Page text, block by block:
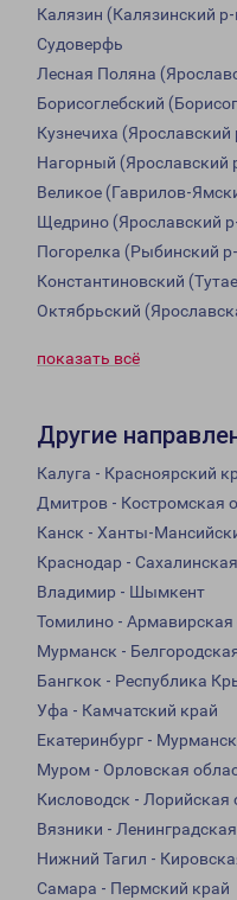
Калязин (Калязинский
Судоверфь
Лесная Поляна
Борисоглебский
Кузнечиха (Ярославский
Нагорный (Ярославский
Великое (Гаврилов-
Щедрино (Ярославский
Погорелка (Рыбинский
Константиновский
Октябрьский
показать всё
Другие
Калуга - Красноярский
Дмитров - Костромская
Канск - Ханты-
Краснодар -
Владимир - Шымкент
Томилино - Армавирская
Мурманск -
Бангкок - Республика
Уфа - Камчатский край
Екатеринбург -
Муром - Орловская
Кисловодск - Лорийская
Вязники -
Нижний Тагил -
Самара - Пермский край